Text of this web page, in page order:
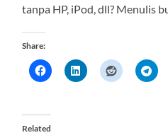
tanpa HP, iPod, dll? Menulis
Share:
Related